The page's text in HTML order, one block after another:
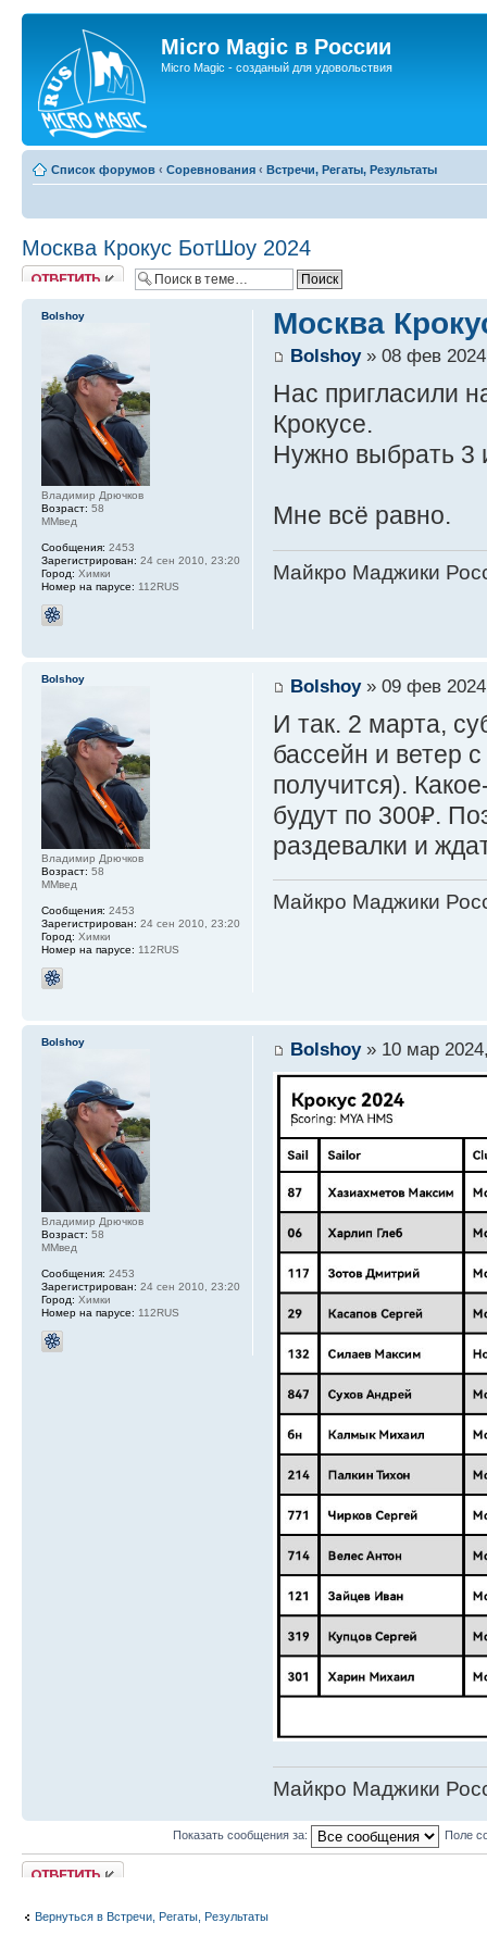
Micro Magic в России
Micro Magic - созданый для удовольствия
Список форумов ‹ Соревнования ‹ Встречи, Регаты, Результаты
Москва Крокус БотШоу 2024
Ответить
Москва
Bolshoy» 08 фев
Нас пригласили
Крокусе.
Нужно выбрать 3
Мне всё равно.
Майкро Маджики
Bolshoy
Владимир Дрючков
Возраст: 58
ММвед
Сообщения: 2453
Зарегистрирован: 24 сен 2010, 23:20
Город: Химки
Номер на парусе: 112RUS
Bolshoy» 09 фев
И так. 2 марта,
бассейн и ветер
получится).
будут по 300₽.
раздевалки и
Майкро Маджики
Bolshoy
Владимир Дрючков
Возраст: 58
ММвед
Сообщения: 2453
Зарегистрирован: 24 сен 2010, 23:20
Город: Химки
Номер на парусе: 112RUS
Bolshoy» 10 мар
Майкро Маджики
Bolshoy
Владимир Дрючков
Возраст: 58
ММвед
Сообщения: 2453
Зарегистрирован: 24 сен 2010, 23:20
Город: Химки
Номер на парусе: 112RUS
Показать сообщения за: Поле
Ответить
Вернуться в Встречи, Регаты, Результаты